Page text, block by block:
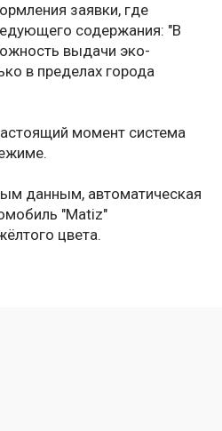
заявки, где
содержания: "В
выдачи эко-
в пределах города
момент система
данным, автоматическая
"Matiz"
цвета.